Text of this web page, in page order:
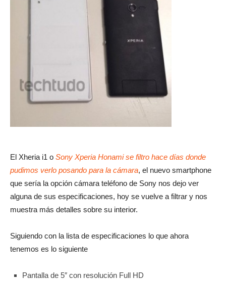
El Xheria i1 o Sony Xperia Honami se filtro hace días donde
pudimos verlo posando para la cámara, el nuevo smartphone
que sería la opción cámara teléfono de Sony nos dejo ver
alguna de sus especificaciones, hoy se vuelve a filtrar y nos
muestra más detalles sobre su interior.
Siguiendo con la lista de especificaciones lo que ahora
tenemos es lo siguiente
Pantalla de 5″ con resolución Full HD